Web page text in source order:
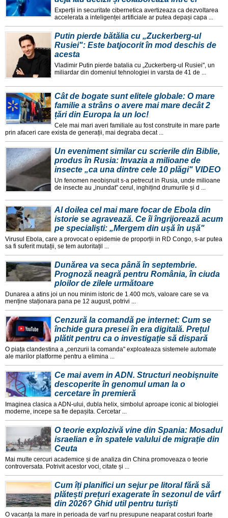
Experții in securitate cibernetica avertizeaza ca dezvoltarea
accelerata a inteligenței artificiale ar putea depași capa ...
Putin pierde bătălia cu „Zuckerberg-ul
Rusiei": Este batjocorit în mod deschis de
acesta
Vladimir Putin pierde batalia cu „Zuckerberg-ul Rusiei", un
miliardar din domeniul tehnologiei in varsta de 41 de ...
Cât de bogate sunt elitele globale: O mare
familie a strâns o avere mai mare decât 2
țări din Europa la un loc!
Cele mai mari averi familiale au fost construite in mare parte
prin afaceri care exista de generații, mai degraba decat ...
Un eveniment similar cu scrierile din Biblie,
produs în Rusia: Invazia a milioane de
insecte „ca una dintre cele 10 plăgi" VIDEO
Un fenomen neobișnuit s-a petrecut in Rusia, unde milioane
de insecte au „inundat" cerul, inghițind drumurile și d ...
Al doilea cel mai mare focar de Ebola din
istorie se agravează. Ce îi îngrijorează acum
pe specialiști: „Mergem din ușă în ușă"
Virusul Ebola, care a provocat o epidemie de proporții in RD Congo, s-ar putea
sa fi suferit mutații, se tem autoritațil ...
Dunărea va seca până în septembrie.
Prognoză neagră pentru România, în ciuda
ploilor de zilele următoare
Dunarea a atins joi un nou minim istoric de 1.400 mc/s, valoare care se va
menține staționara pana pe 12 august, potrivi ...
Cenzură la comandă pe internet: Cum se
închide gura presei în era digitală. Prețul
plătit pentru ca o investigație să dispară
O piața clandestina a „cenzurii la comanda" exploateaza sistemele automate
ale marilor platforme pentru a elimina ...
Ce mai avem in ADN. Structuri neobișnuite
descoperite în genomul uman la o
cercetare în premieră
Imaginea clasica a ADN-ului, dubla helix, simbolul aproape iconic al biologiei
moderne, incepe sa fie depașita. Cercetar ...
O teorie explozivă vine din Spania: Mosadul
israelian e în spatele valului de migrație din
Ceuta
Mai multe cercuri academice și de analiza din China promoveaza o teorie
controversata. Potrivit acestor voci, citate și ...
Cum îți planifici un sejur pe litoral fără să
plătești prețuri exagerate în sezonul de vârf
din 2026? Ghid util pentru turiști
O vacanța la mare in perioada de varf nu presupune neaparat costuri foarte